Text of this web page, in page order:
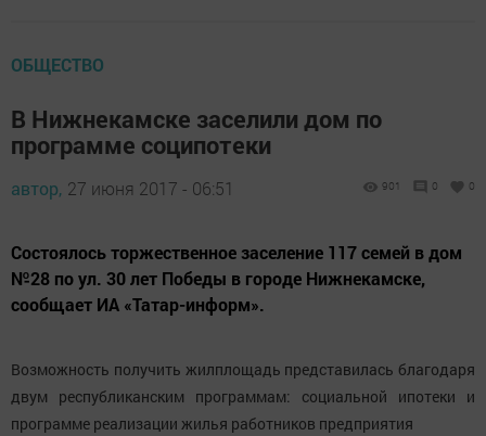
ОБЩЕСТВО
В Нижнекамске заселили дом по
программе соципотеки
автор, 27 июня 2017 - 06:51 901 0 0
Состоялось торжественное заселение 117 семей в дом
№28 по ул. 30 лет Победы в городе Нижнекамске,
сообщает ИА «Татар-информ».
Возможность получить жилплощадь представилась благодаря
двум республиканским программам: социальной ипотеки и
программе реализации жилья работников предприятия